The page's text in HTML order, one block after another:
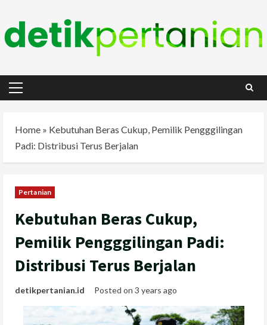
content
Primary
Home » Kebutuhan Beras Cukup, Pemilik Pengggilingan
Padi: Distribusi Terus Berjalan
Pertanian
Kebutuhan Beras Cukup,
Pemilik Pengggilingan Padi:
Distribusi Terus Berjalan
detikpertanian.id Posted on 3 years ago